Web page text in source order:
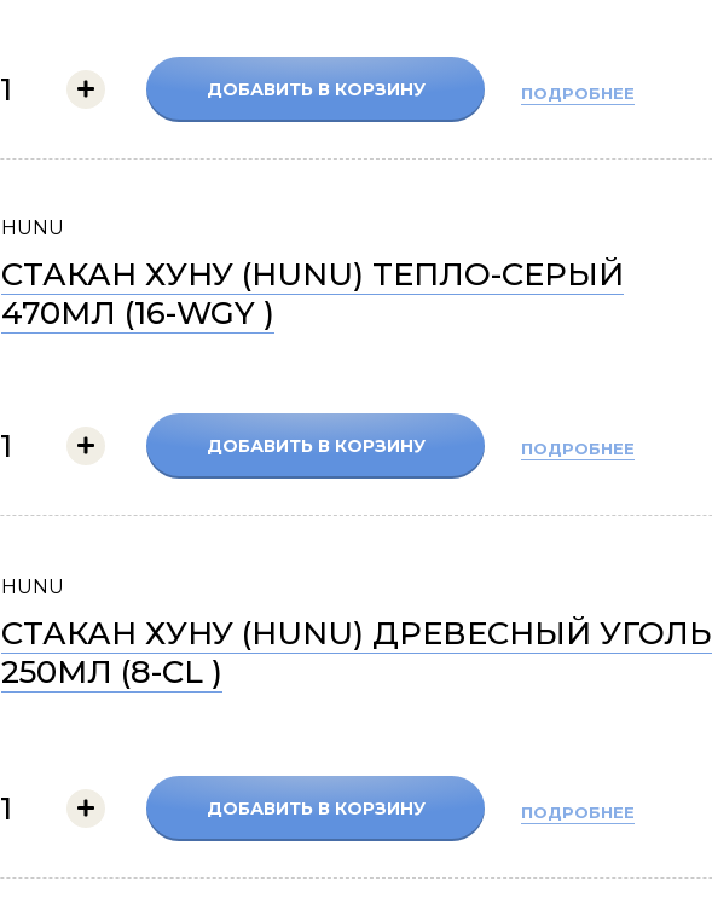
ДОБАВИТЬ В КОРЗИНУ ПОДРОБНЕЕ
HUNU
СТАКАН ХУНУ (HUNU) ТЕПЛО-СЕРЫЙ
470МЛ (16-WGY )
ДОБАВИТЬ В КОРЗИНУ ПОДРОБНЕЕ
HUNU
СТАКАН ХУНУ (HUNU) ДРЕВЕСНЫЙ УГОЛЬ
250МЛ (8-CL )
ДОБАВИТЬ В КОРЗИНУ ПОДРОБНЕЕ